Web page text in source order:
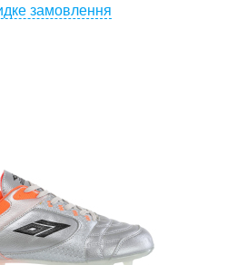
замовлення